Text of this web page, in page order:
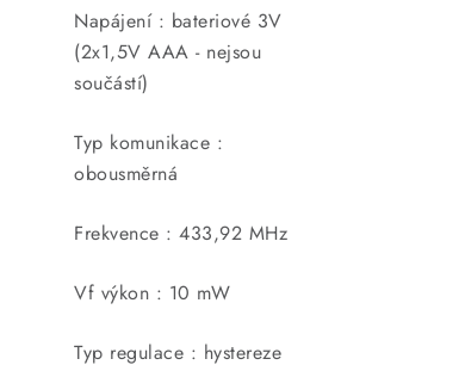
Napájení : bateriové 3V
(2x1,5V AAA - nejsou
součástí)
Typ komunikace :
obousměrná
Frekvence : 433,92 MHz
Vf výkon : 10 mW
Typ regulace : hystereze